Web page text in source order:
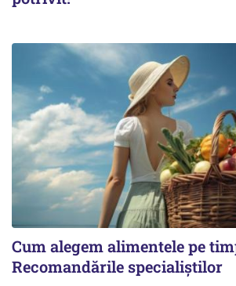
Cum alegem alimentele pe
Recomandările specialiștilor